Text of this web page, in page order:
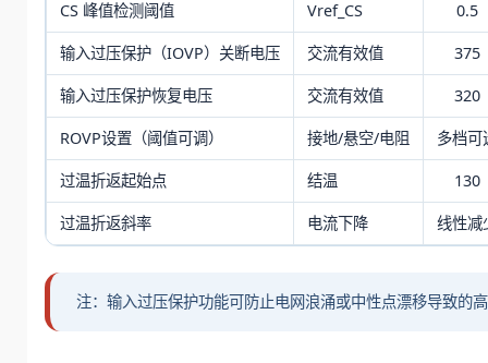
CS 峰值检测阈值 Vref_CS 0.5
输入过压保护（IOVP）关断电压 交流有效值 375
输入过压保护恢复电压 交流有效值 320
ROVP设置（阈值可调） 接地/悬空/电阻 多档可
过温折返起始点 结温 130
过温折返斜率 电流下降 线性减
注：输入过压保护功能可防止电网浪涌或中性点漂移导致的